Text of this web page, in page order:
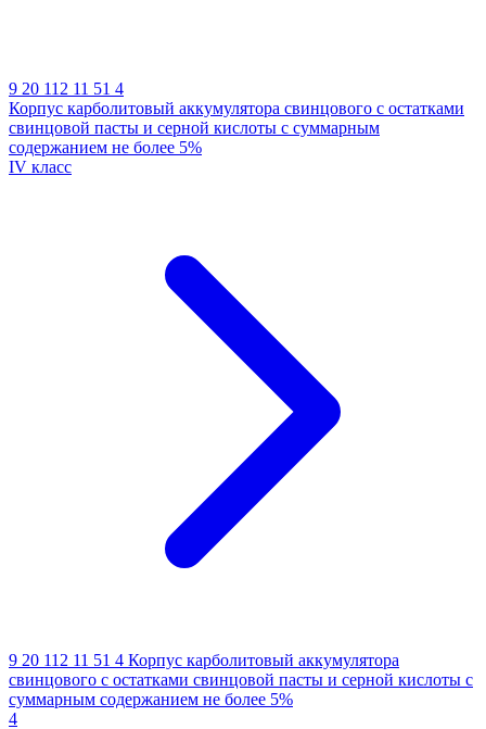
9 20 112 11 51 4
Корпус карболитовый аккумулятора свинцового с остатками
свинцовой пасты и серной кислоты с суммарным
содержанием не более 5%
IV класс
9 20 112 11 51 4 Корпус карболитовый аккумулятора
свинцового с остатками свинцовой пасты и серной кислоты с
суммарным содержанием не более 5%
4